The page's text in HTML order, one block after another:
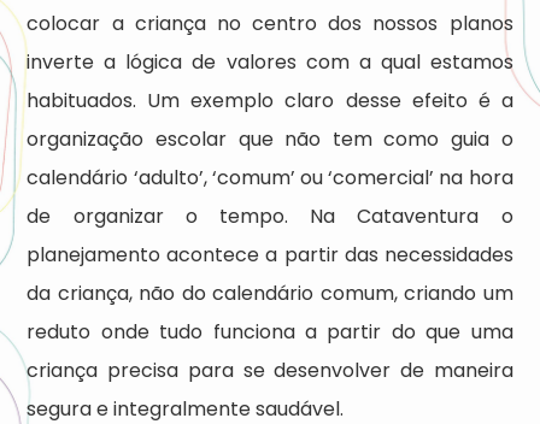
colocar a criança no centro dos nossos planos
inverte a lógica de valores com a qual estamos
habituados. Um exemplo claro desse efeito é a
organização escolar que não tem como guia o
calendário ‘adulto’, ‘comum’ ou ‘comercial’ na hora
de organizar o tempo. Na Cataventura o
planejamento acontece a partir das necessidades
da criança, não do calendário comum, criando um
reduto onde tudo funciona a partir do que uma
criança precisa para se desenvolver de maneira
segura e integralmente saudável.